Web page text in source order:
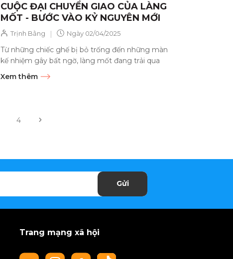
CUỘC ĐẠI CHUYỂN GIAO CỦA LÀNG
MỐT - BƯỚC VÀO KỶ NGUYÊN MỚI
Trịnh Bằng | Ngày 02/04/2025
Từ những chiếc ghế bị bỏ trống đến những màn
kế nhiệm gây bất ngờ, làng mốt đang trải qua
Xem thêm
4
Gửi
Trang mạng xã hội